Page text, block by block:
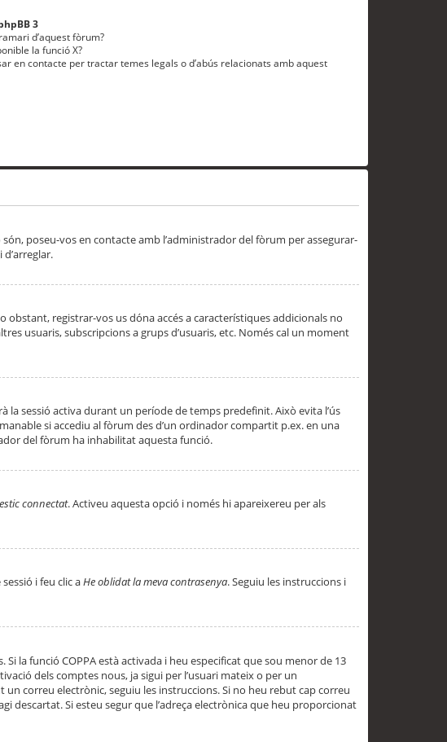
3
d’aquest fòrum?
la funció X?
en contacte per tractar temes legals o d’abús relacionats amb aquest
poseu-vos en contacte amb l’administrador del fòrum per assegurar-
obstant, registrar-vos us dóna accés a característiques addicionals no
usuaris, subscripcions a grups d’usuaris, etc. Només cal un moment
sessió activa durant un període de temps predefinit. Això evita l’ús
si accediu al fòrum des d’un ordinador compartit p.ex. en una
del fòrum ha inhabilitat aquesta funció.
connectat. Activeu aquesta opció i només hi apareixereu per als
i feu clic aHe oblidat la meva contrasenya. Seguiu les instruccions i
la funció COPPA està activada i heu especificat que sou menor de 13
dels comptes nous, ja sigui per l’usuari mateix o per un
correu electrònic, seguiu les instruccions. Si no heu rebut cap correu
descartat. Si esteu segur que l’adreça electrònica que heu proporcionat